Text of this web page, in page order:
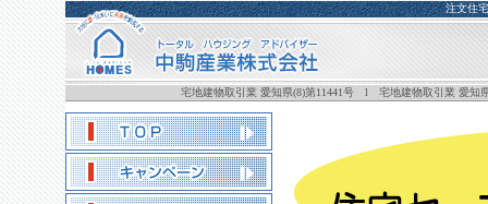
注文住
宅地建物取引業 愛知県(8)第11441号 l 宅地建物取引業 愛